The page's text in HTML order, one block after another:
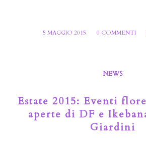
5 MAGGIO 2015
/ 0 COMMENTI
/
NEWS
Estate 2015: Eventi
aperte di DF e
Giardini